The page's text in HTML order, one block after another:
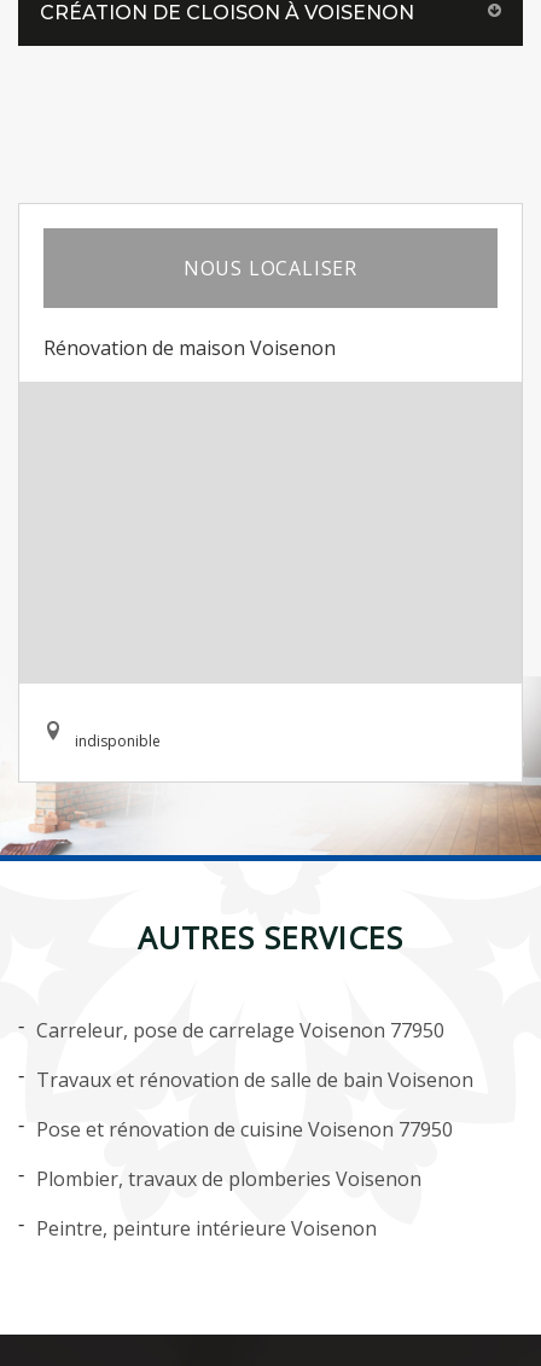
CRÉATION DE CLOISON À VOISENON
NOUS LOCALISER
Rénovation de maison Voisenon
indisponible
AUTRES SERVICES
Carreleur, pose de carrelage Voisenon 77950
Travaux et rénovation de salle de bain Voisenon
Pose et rénovation de cuisine Voisenon 77950
Plombier, travaux de plomberies Voisenon
Peintre, peinture intérieure Voisenon